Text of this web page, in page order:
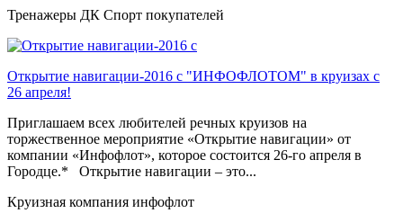
Тренажеры ДК Спорт покупателей
Открытие навигации-2016 с "ИНФОФЛОТОМ" в круизах с
26 апреля!
Приглашаем всех любителей речных круизов на
торжественное мероприятие «Открытие навигации» от
компании «Инфофлот», которое состоится 26-го апреля в
Городце.* Открытие навигации – это...
Круизная компания инфофлот